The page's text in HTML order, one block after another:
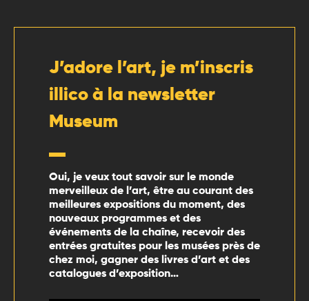
J’adore l’art, je m’inscris
illico à la newsletter
Museum
Oui, je veux tout savoir sur le monde
merveilleux de l’art, être au courant des
meilleures expositions du moment, des
nouveaux programmes et des
événements de la chaîne, recevoir des
entrées gratuites pour les musées près de
chez moi, gagner des livres d’art et des
catalogues d’exposition…